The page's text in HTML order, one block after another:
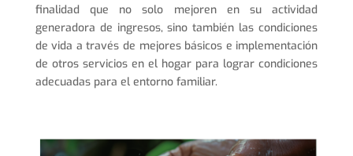
finalidad que no solo mejoren en su actividad
generadora de ingresos, sino también las condiciones
de vida a través de mejores básicos e implementación
de otros servicios en el hogar para lograr condiciones
adecuadas para el entorno familiar.